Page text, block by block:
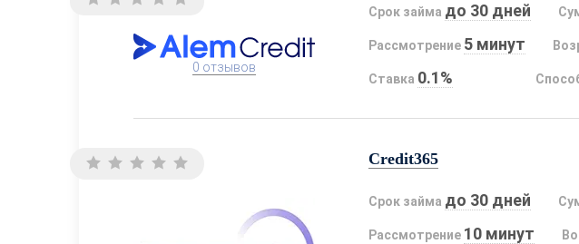
0 отзывов
Срок займа до 30 дней
Рассмотрение 5 минут
Ставка 0.1%
Credit365
Срок займа до 30 дней
Рассмотрение 10 минут